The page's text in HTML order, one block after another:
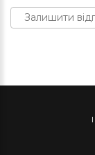
Залишити